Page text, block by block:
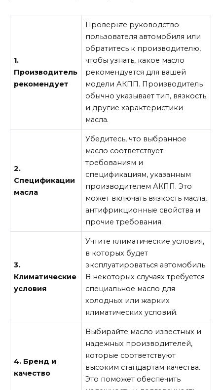
1.
Производитель
рекомендует
Проверьте руководство
пользователя автомобиля или
обратитесь к производителю,
чтобы узнать, какое масло
рекомендуется для вашей
модели АКПП. Производитель
обычно указывает тип, вязкость
и другие характеристики
масла.
2.
Спецификации
масла
Убедитесь, что выбранное
масло соответствует
требованиям и
спецификациям, указанным
производителем АКПП. Это
может включать вязкость масла,
антифрикционные свойства и
прочие требования.
3.
Климатические
условия
Учтите климатические условия,
в которых будет
эксплуатироваться автомобиль.
В некоторых случаях требуется
специальное масло для
холодных или жарких
климатических условий.
4. Бренд и
качество
Выбирайте масло известных и
надежных производителей,
которые соответствуют
высоким стандартам качества.
Это поможет обеспечить